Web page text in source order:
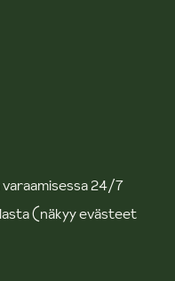
24/7
(näkyy evästeet